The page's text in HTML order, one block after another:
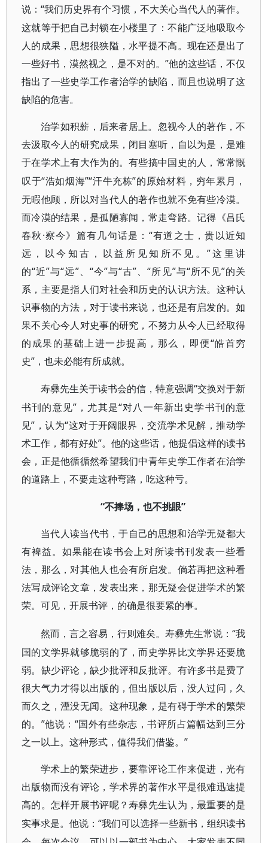
说：“我们历史界有个习惯，不大关心当代人的著作。
这就等于把自己封锁在小楼里了：不能广泛地吸取今
人的成果，思想很狭隘，水平提不高。现在还是出了
一些好书，漠然视之，是不对的。”他的这些话，不仅
指出了一些史学工作者治学的缺陷，而且也说明了这
缺陷的危害。
治学如积薪，后来者居上。忽视今人的著作，不
去汲取今人的研究成果，闭目塞听，自以为是，是难
于在学术上有大作为的。有些搞中国史的人，常常慨
叹于“浩如烟海”“汗牛充栋”的原始材料，穷年累月，
无暇他顾，所以对当代人的著作也就不免有些冷漠。
而冷漠的结果，是孤陋寡闻，常走弯路。记得《吕氏
春秋·察今》篇有几句话是：“有道之士，贵以近知
远，以今知古，以益所见知所不见。”这里讲
的“近”与“远”、“今”与“古”、“所见”与“所不见”的关
系，主要是指人们对社会和历史的认识方法。这种认
识事物的方法，对于读书来说，也还是有启发的。如
果不关心今人对史事的研究，不努力从今人已经取得
的成果的基础上进一步提高，那么，即便“皓首穷
史”，也未必能有所成就。
寿彝先生关于读书会的信，特意强调“交换对于新
书刊的意见”，尤其是“对八一年新出史学书刊的意
见”，认为“这对于开阔眼界，交流学术见解，推动学
术工作，都有好处”。他的这些话，他提倡这样的读书
会，正是他循循然希望我们中青年史学工作者在治学
的道路上，不要走这种弯路，吃这种亏。
“不捧场，也不挑眼”
当代人读当代书，于自己的思想和治学无疑都大
有裨益。如果能在读书会上对所读书刊发表一些看
法，那么，对其他人也会有所启发。倘若再把这种看
法写成评论文章，发表出来，那无疑会促进学术的繁
荣。可见，开展书评，的确是很要紧的事。
然而，言之容易，行则难矣。寿彝先生常说：“我
国的文学界就够脆弱的了，而史学界比文学界还要脆
弱。缺少评论，缺少批评和反批评。有许多书是费了
很大气力才得以出版的，但出版以后，没人过问，久
而久之，湮没无闻。这种现象，是有碍于学术的繁荣
的。”他说：“国外有些杂志，书评所占篇幅达到三分
之一以上。这种形式，值得我们借鉴。”
学术上的繁荣进步，要靠评论工作来促进，光有
出版物而没有评论，学术界的著作水平是很难迅速提
高的。怎样开展书评呢？寿彝先生认为，最重要的是
实事求是。他说：“我们可以选择一些新书，组织读书